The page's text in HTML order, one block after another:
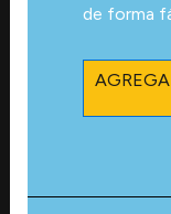
de forma